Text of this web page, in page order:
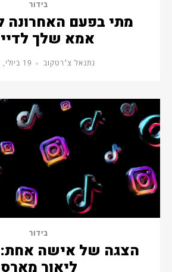
בידור
מתי בפעם
אמא שלך
נתנאל צ׳רטקוב 19 ביולי, 2026
בידור
הצגה של אישה אחת:
ליאור מארס